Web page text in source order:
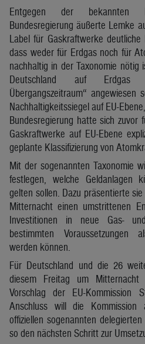
Entgegen der bekannten
Bundesregierung äußerte Lemke
Label für Gaskraftwerke deutliche
dass weder für Erdgas noch für
nachhaltig in der Taxonomie nötig
Deutschland auf
Übergangszeitraum“
Nachhaltigkeitssiegel auf EU-
Bundesregierung hatte sich zuvor
Gaskraftwerke auf EU-Ebene
geplante Klassifizierung von
Mit der sogenannten Taxonomie
festlegen, welche Geldanlagen
gelten sollen. Dazu präsentierte
Mitternacht einen umstrittenen
Investitionen in neue Gas-
bestimmten Voraussetzungen
werden können.
Für Deutschland und die 26
diesem Freitag um
Vorschlag der EU-Kommission
Anschluss will die
offiziellen sogenannten
so den nächsten Schritt zur